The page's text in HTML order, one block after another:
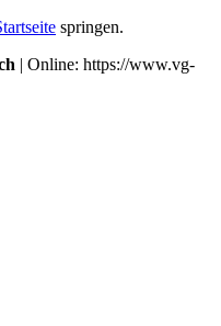
springen.
| Online: https://www.vg-